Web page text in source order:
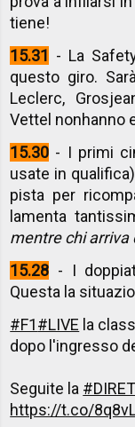
tiene!
15.31 - La
questo giro.
Leclerc,
Vettel nonhanno
15.30 - I primi
usate in
pista per
lamenta
mentre chi arriva
15.28 - I
Questa la
#F1#LIVE la
dopo l'ingresso
Seguite la
https://t.co/